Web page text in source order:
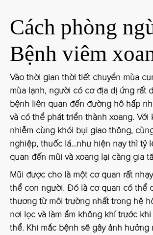
Cách phòng
Bệnh viêm
Vào thời gian thời tiết chuyển mùa
mùa lạnh, người có cơ địa dị ứng rất
bệnh liên quan đến đường hô hấp
và có thể phát triển thành xoang. Với
nhiễm cùng khói bụi giao thông,
nghiệp, thuốc lá…như hiện nay thì tỷ
quan đến mũi và xoang lại càng gia
Mũi được cho là một cơ quan rất
thể con người. Đó là cơ quan có thể
thương từ môi trường nhất trong hệ
nơi lọc và làm ẩm không khí trước
thể. Khi mắc bệnh sẽ gây ảnh hưởng